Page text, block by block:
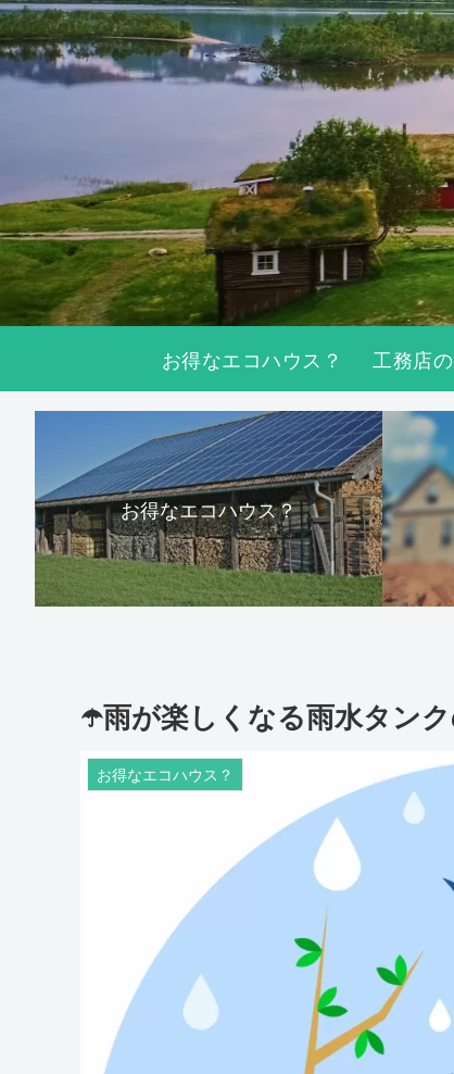
お得なエコハウス？ 工務店
お得なエコハウス？
☂️雨が楽しくなる雨水タン
お得なエコハウス？